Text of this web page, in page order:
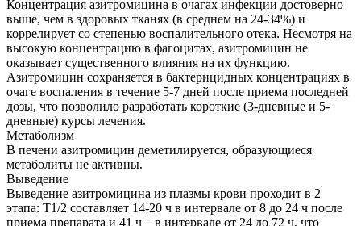
Концентрация азитромицина в очагах инфекции достоверно
выше, чем в здоровых тканях (в среднем на 24-34%) и
коррелирует со степенью воспалительного отека. Несмотря на
высокую концентрацию в фагоцитах, азитромицин не
оказывает существенного влияния на их функцию.
Азитромицин сохраняется в бактерицидных концентрациях в
очаге воспаления в течение 5-7 дней после приема последней
дозы, что позволило разработать короткие (3-дневные и 5-
дневные) курсы лечения.
Метаболизм
В печени азитромицин деметилируется, образующиеся
метаболиты не активны.
Выведение
Выведение азитромицина из плазмы крови проходит в 2
этапа: T1/2 составляет 14-20 ч в интервале от 8 до 24 ч после
приема препарата и 41 ч – в интервале от 24 до 72 ч, что